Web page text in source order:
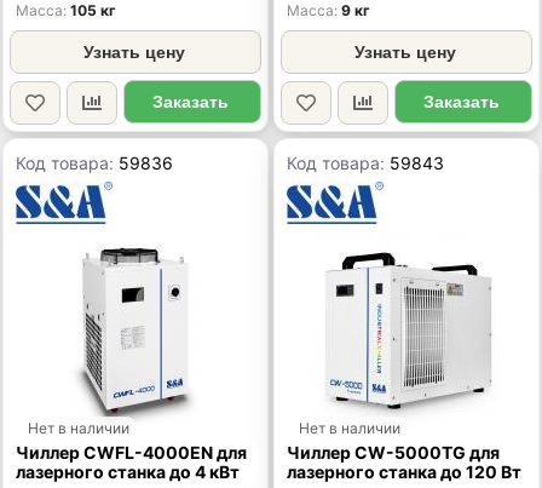
Масса 105 кг
Узнать цену
Заказать
Масса 9 кг
Узнать цену
Заказать
Код товара: 59836
Нет в наличии
Чиллер CWFL-4000EN для
лазерного станка до 4 кВт
Код товара: 59843
Нет в наличии
Чиллер CW-5000TG для
лазерного станка до 120 Вт